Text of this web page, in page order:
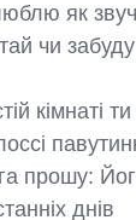
як
чи забуду
кімнаті
прошу:
днів